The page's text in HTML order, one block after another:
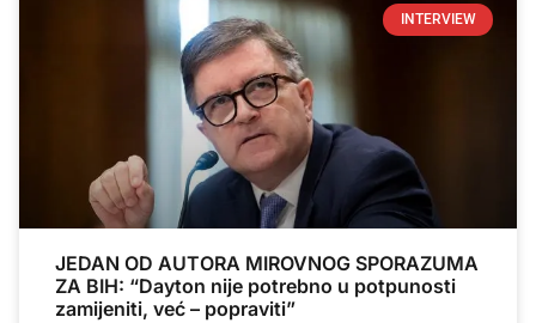
INTERVIEW
JEDAN OD AUTORA MIROVNOG SPORAZUMA
ZA BIH: “Dayton nije potrebno u potpunosti
zamijeniti, već – popraviti”